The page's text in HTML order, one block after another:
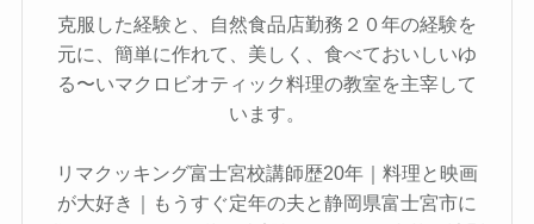
克服した経験と、自然食品店勤務２０年の経験を
元に、簡単に作れて、美しく、食べておいしいゆ
る〜いマクロビオティック料理の教室を主宰して
います。
リマクッキング富士宮校講師歴20年｜料理と映画
が大好き｜もうすぐ定年の夫と静岡県富士宮市に